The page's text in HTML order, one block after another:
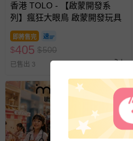
香港 TOLO - 【啟蒙開發系
列】瘋狂大眼鳥 啟蒙開發玩具
即將售完
$405 $500
已售出 3